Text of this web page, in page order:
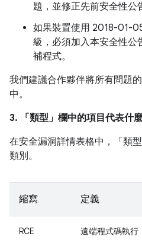
題，並修正先前安全性公
如果裝置使用 2018-01-
級，必須加入本安全性公
補程式。
我們建議合作夥伴將所有問題
中。
3. 「類型」 欄中的項目代表什
在安全漏洞詳情表格中，「類型
類別。
縮寫 定義
RCE 遠端程式碼執行